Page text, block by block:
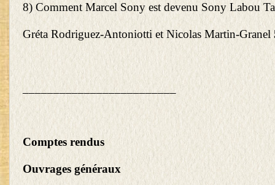
8) Comment Marcel Sony est devenu Sony Labou
Gréta Rodriguez-Antoniotti et Nicolas Martin-Granel
_________________________
Comptes rendus
Ouvrages généraux